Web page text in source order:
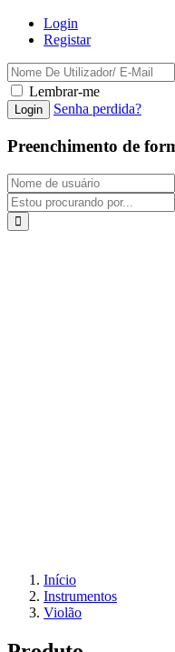
Login
Registar
Lembrar-me
Senha perdida?
Preenchimento de
Início
Instrumentos
Violão